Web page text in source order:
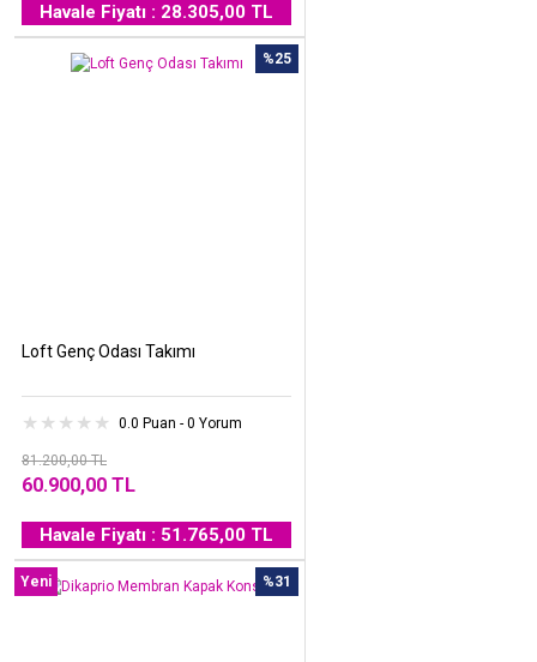
Havale Fiyatı : 28.305,00 TL
%25
Loft Genç Odası Takımı
0.0 Puan - 0 Yorum
81.200,00 TL
60.900,00 TL
Havale Fiyatı : 51.765,00 TL
%31
Yeni